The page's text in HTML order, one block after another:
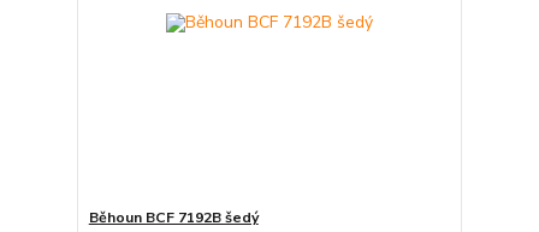
Běhoun BCF 7192B šedý